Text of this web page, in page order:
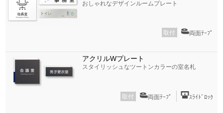
おしゃれなデザインルームプレート
取付 両面ﾃｰﾌﾟ
アクリルWプレート
スタイリッシュなツートンカラーの室名札
取付 両面ﾃｰﾌﾟ ｽﾗｲﾄﾞﾛｯｸ